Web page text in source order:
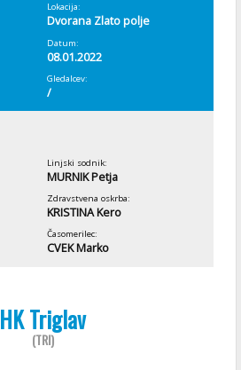
Lokacija:
Dvorana Zlato polje
Datum:
08.01.2022
Gledalcev:
/
Linjski sodnik:
MURNIK Petja
Zdravstvena oskrba:
KRISTINA Kero
Časomerilec:
CVEK Marko
HK Triglav
(TRI)